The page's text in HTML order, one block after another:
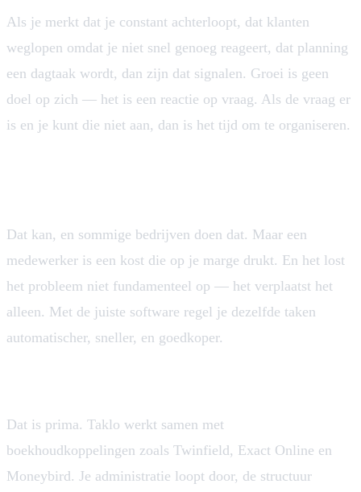
Als je merkt dat je constant achterloopt, dat klanten
weglopen omdat je niet snel genoeg reageert, dat planning
een dagtaak wordt, dan zijn dat signalen. Groei is geen
doel op zich — het is een reactie op vraag. Als de vraag er
is en je kunt die niet aan, dan is het tijd om te organiseren.
Dat kan, en sommige bedrijven doen dat. Maar een
medewerker is een kost die op je marge drukt. En het lost
het probleem niet fundamenteel op — het verplaatst het
alleen. Met de juiste software regel je dezelfde taken
automatischer, sneller, en goedkoper.
Dat is prima. Taklo werkt samen met
boekhoudkoppelingen zoals Twinfield, Exact Online en
Moneybird. Je administratie loopt door, de structuur